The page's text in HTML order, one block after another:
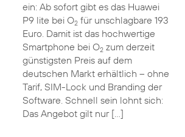
ein: Ab sofort gibt es das Huawei
P9 lite bei O2für unschlagbare 193
Euro. Damit ist das hochwertige
Smartphone bei O2zum derzeit
günstigsten Preis auf dem
deutschen Markt erhältlich – ohne
Tarif, SIM-Lock und Branding der
Software. Schnell sein lohnt sich:
Das Angebot gilt nur […]